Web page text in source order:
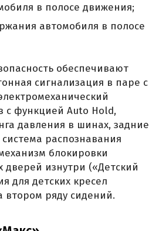
в полосе движения;
автомобиля в полосе
обеспечивают
сигнализация в паре с
с функцией Auto Hold,
давления в шинах, задние
распознавания
блокировки
дверей изнутри («Детский
для детских кресел
втором ряду сидений.